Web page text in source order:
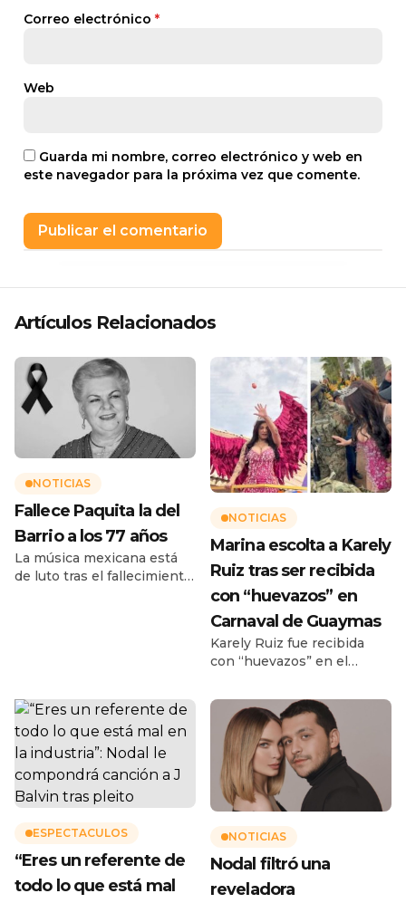
Correo electrónico *
Web
Guarda mi nombre, correo electrónico y web en
este navegador para la próxima vez que comente.
Artículos Relacionados
NOTICIAS
Fallece Paquita la del
Barrio a los 77 años
La música mexicana está
de luto tras el fallecimiento
años en su hogar en
Veracruz. La noticia fue
confirmada por su equipo a
través de un comunicado
en sus redes sociales
oficiales. […]
NOTICIAS
Marina escolta a Karely
Ruiz tras ser recibida
con “huevazos” en
Carnaval de Guaymas
Karely Ruiz fue recibida
con “huevazos” en el
celebrado en Sonora y
siendo escoltada por
elementos de la Semar
La influencer y modelo de
Only Fans, Karely Ruiz, no
fue del agrado de algunos
de los asistentes
en Sonora Karely Ruiz fue
recibida con “huevazos” en
celebrado en Sonora y
ESPECTACULOS
“Eres un referente de
todo lo que está mal
NOTICIAS
Nodal filtró una
reveladora